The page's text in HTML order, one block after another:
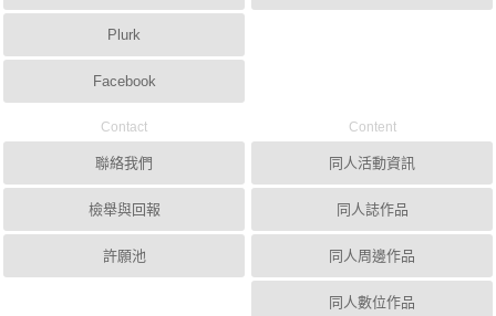
Plurk
Facebook
Contact
聯絡我們
檢舉與回報
許願池
Content
同人活動資訊
同人誌作品
同人周邊作品
同人數位作品